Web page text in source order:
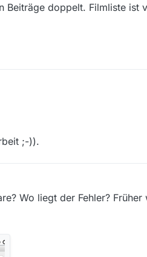
Beiträge doppelt. Filmliste ist
mal.
;-)).
Wo liegt der Fehler? Früher